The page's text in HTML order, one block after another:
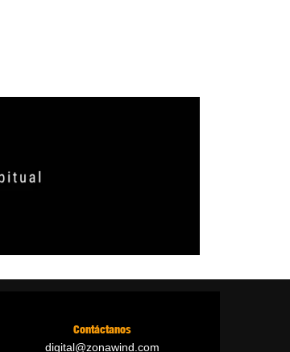
Contáctanos
digital@zonawind.com